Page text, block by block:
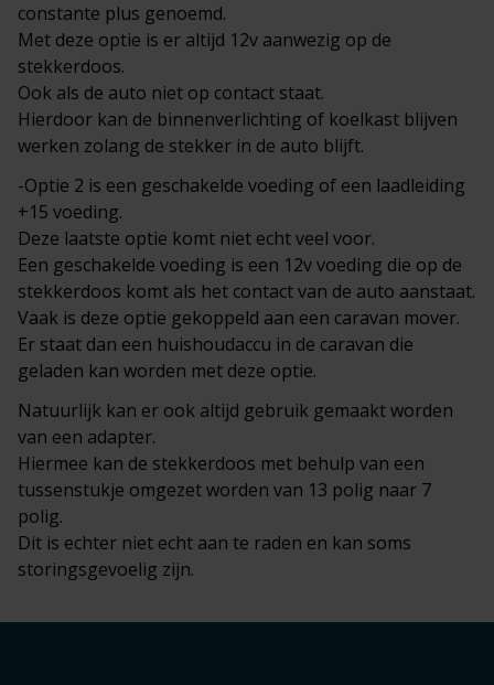
constante plus genoemd.
Met deze optie is er altijd 12v aanwezig op de
stekkerdoos.
Ook als de auto niet op contact staat.
Hierdoor kan de binnenverlichting of koelkast blijven
werken zolang de stekker in de auto blijft.
-Optie 2 is een geschakelde voeding of een laadleiding
+15 voeding.
Deze laatste optie komt niet echt veel voor.
Een geschakelde voeding is een 12v voeding die op de
stekkerdoos komt als het contact van de auto aanstaat.
Vaak is deze optie gekoppeld aan een caravan mover.
Er staat dan een huishoudaccu in de caravan die
geladen kan worden met deze optie.
Natuurlijk kan er ook altijd gebruik gemaakt worden
van een adapter.
Hiermee kan de stekkerdoos met behulp van een
tussenstukje omgezet worden van 13 polig naar 7
polig.
Dit is echter niet echt aan te raden en kan soms
storingsgevoelig zijn.